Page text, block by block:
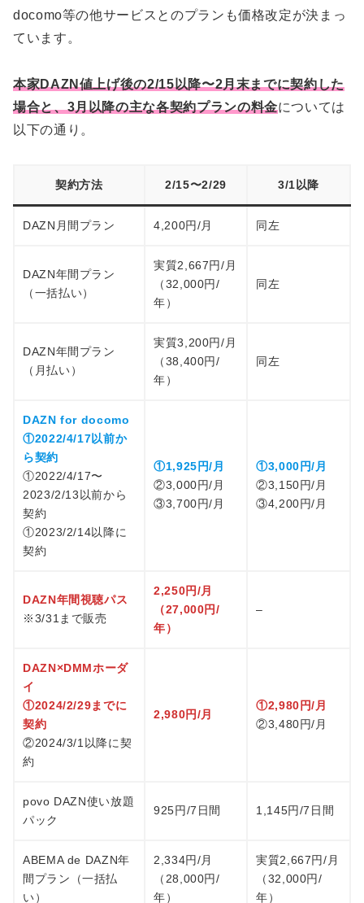
docomo等の他サービスとのプランも価格改定が決まっ
ています。
本家DAZN値上げ後の2/15以降〜2月末までに契約した
場合と、3月以降の主な各契約プランの料金については
以下の通り。
契約方法 2/15〜2/29 3/1以降
DAZN月間プラン 4,200円/月 同左
DAZN年間プラン
（一括払い）
実質2,667円/月
（32,000円/
年）
同左
DAZN年間プラン
（月払い）
実質3,200円/月
（38,400円/
年）
同左
DAZN for docomo
①2022/4/17以前か
ら契約
①2022/4/17〜
2023/2/13以前から
契約
①2023/2/14以降に
契約
①1,925円/月
②3,000円/月
③3,700円/月
①3,000円/月
②3,150円/月
③4,200円/月
DAZN年間視聴パス
※3/31まで販売
2,250円/月
（27,000円/
年）
–
DAZN×DMMホーダ
イ
①2024/2/29までに
契約
②2024/3/1以降に契
約
2,980円/月
①2,980円/月
②3,480円/月
povo DAZN使い放題
パック
925円/7日間 1,145円/7日間
ABEMA de DAZN年
間プラン（一括払
い）
2,334円/月
（28,000円/
年）
実質2,667円/月
（32,000円/
年）